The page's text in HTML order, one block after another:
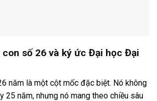
con số 26 và ký ức Đại học Đại
năm là một cột mốc đặc biệt. Nó không
25 năm, nhưng nó mang theo chiều sâu